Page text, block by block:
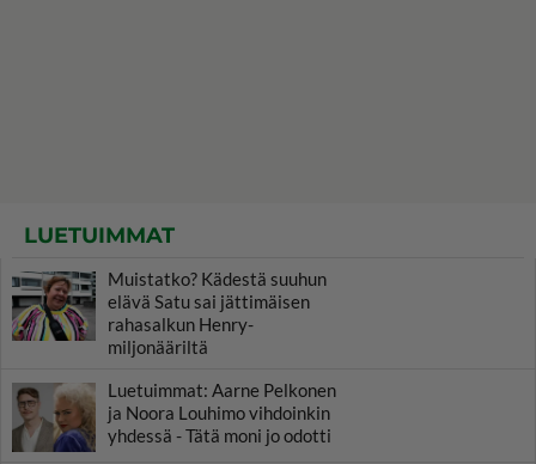
LUETUIMMAT
Muistatko? Kädestä suuhun
elävä Satu sai jättimäisen
rahasalkun Henry-
miljonääriltä
Luetuimmat: Aarne Pelkonen
ja Noora Louhimo vihdoinkin
yhdessä - Tätä moni jo odotti